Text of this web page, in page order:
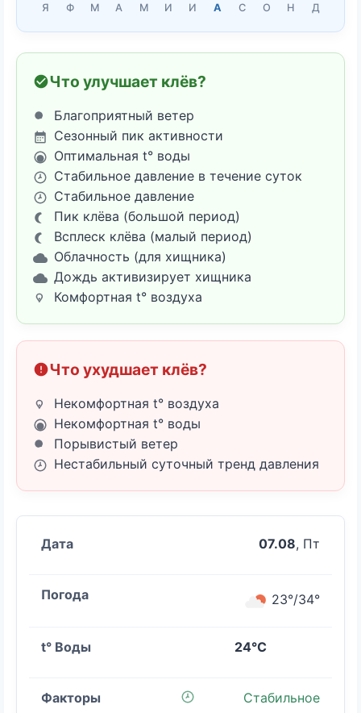
Я Ф М А М И И А С О Н Д
Что улучшает клёв?
Благоприятный ветер
Сезонный пик активности
Оптимальная t° воды
Стабильное давление в течение суток
Стабильное давление
Пик клёва (большой период)
Всплеск клёва (малый период)
Облачность (для хищника)
Дождь активизирует хищника
Комфортная t° воздуха
Что ухудшает клёв?
Некомфортная t° воздуха
Некомфортная t° воды
Порывистый ветер
Нестабильный суточный тренд давления
07.08, Пт
23°/34°
24°C
Стабильное